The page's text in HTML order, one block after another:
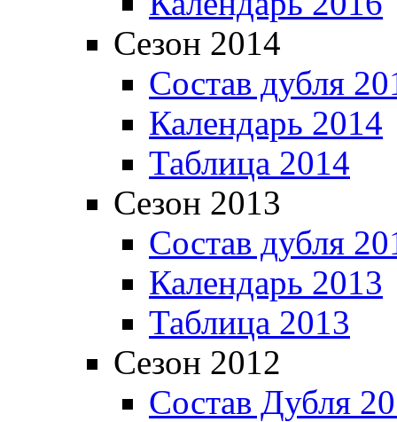
Сезон 2014
Состав дубля
Календарь 2014
Таблица 2014
Сезон 2013
Состав дубля
Календарь 2013
Таблица 2013
Сезон 2012
Состав Дубля